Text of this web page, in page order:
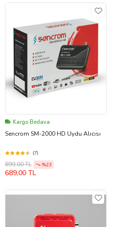
Kargo Bedava
Sencrom SM-2000 HD Uydu Alıcısı
(7)
899,00 TL %23
689,00 TL